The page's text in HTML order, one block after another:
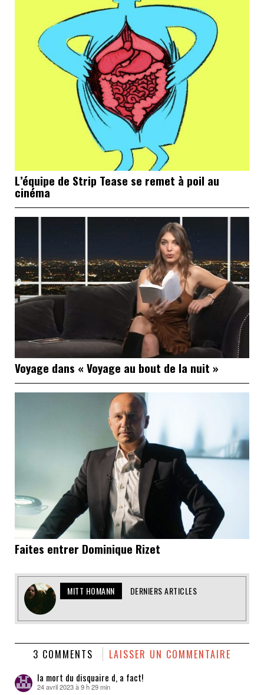
L’équipe de Strip Tease se remet à poil au
cinéma
Voyage dans « Voyage au bout de la nuit »
Faites entrer Dominique Rizet
MITT HOMANN DERNIERS ARTICLES
3 COMMENTS LAISSER UN COMMENTAIRE
la mort du disquaire d, a fact!
dit :
24 avril 2023 à 9 h 29 min